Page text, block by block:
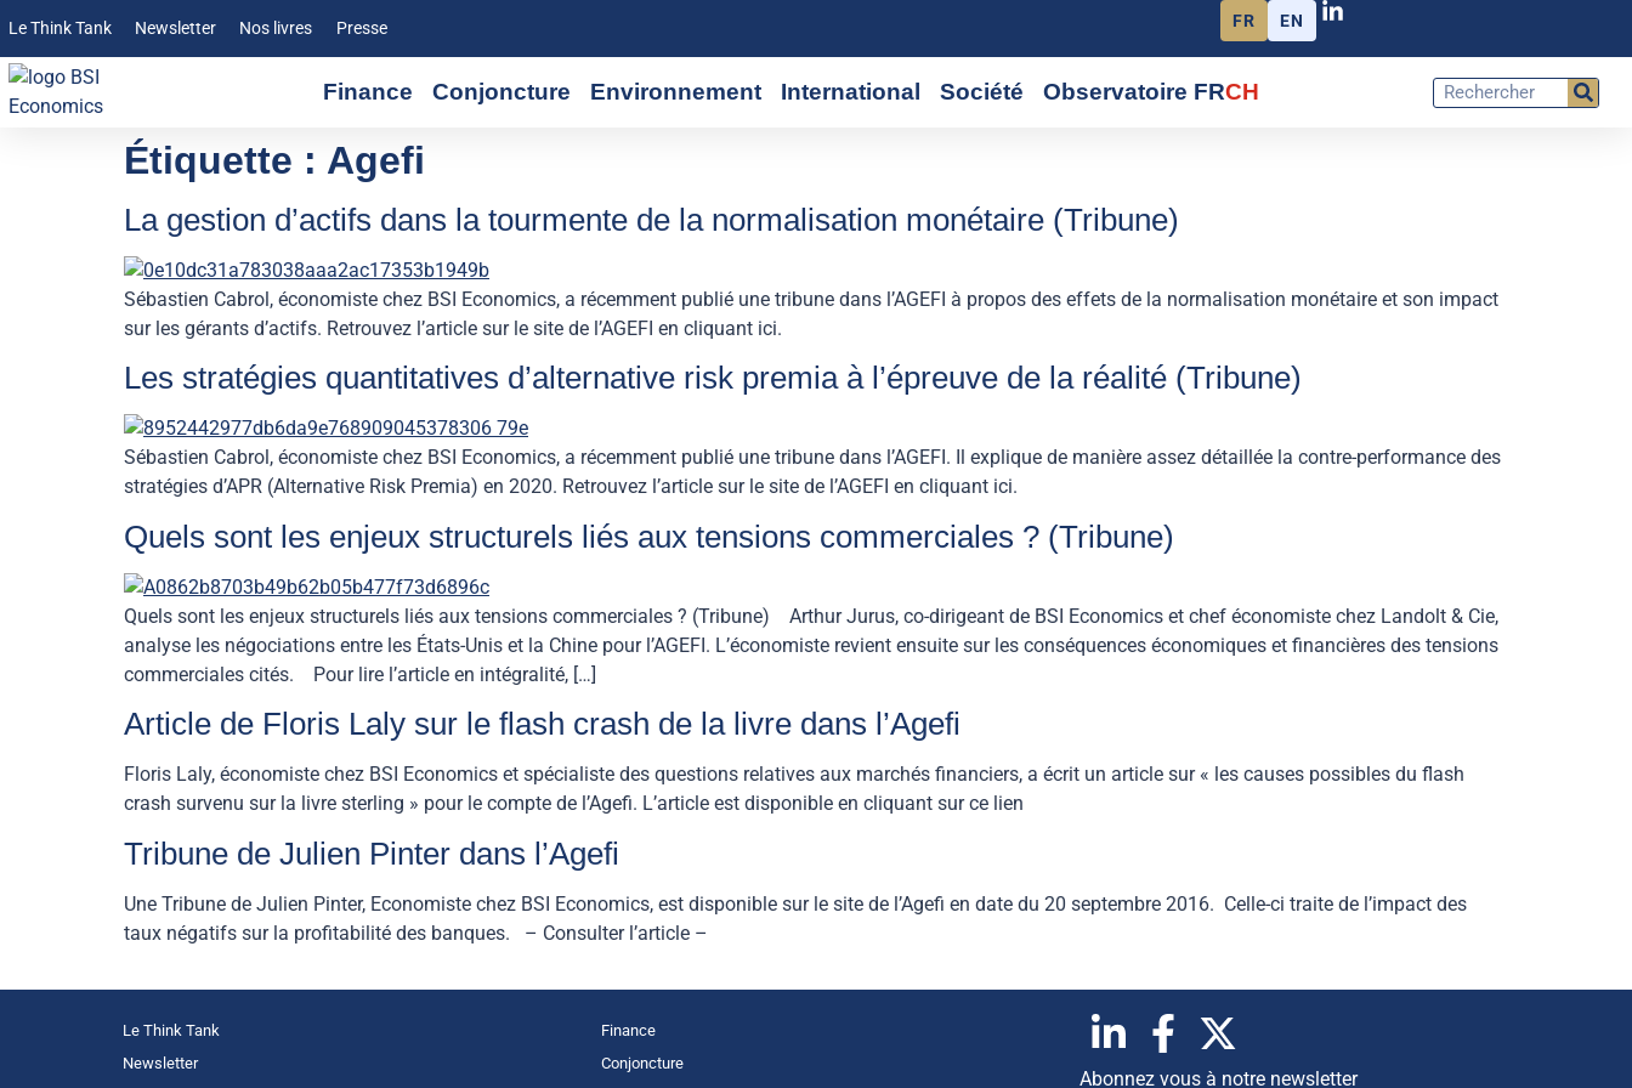
Le Think Tank Newsletter Nos livres Presse FR EN
Finance Conjoncture Environnement International Société Observatoire FRCH
Étiquette : Agefi
La gestion d’actifs dans la tourmente de la normalisation monétaire (Tribune)
Sébastien Cabrol, économiste chez BSI Economics, a récemment publié une tribune dans l’AGEFI à propos des effets de la normalisation monétaire et son impact
sur les gérants d’actifs. Retrouvez l’article sur le site de l’AGEFI en cliquant ici.
Les stratégies quantitatives d’alternative risk premia à l’épreuve de la réalité (Tribune)
Sébastien Cabrol, économiste chez BSI Economics, a récemment publié une tribune dans l’AGEFI. Il explique de manière assez détaillée la contre-performance des
stratégies d’APR (Alternative Risk Premia) en 2020. Retrouvez l’article sur le site de l’AGEFI en cliquant ici.
Quels sont les enjeux structurels liés aux tensions commerciales ? (Tribune)
Quels sont les enjeux structurels liés aux tensions commerciales ? (Tribune) Arthur Jurus, co-dirigeant de BSI Economics et chef économiste chez Landolt & Cie,
analyse les négociations entre les États-Unis et la Chine pour l’AGEFI. L’économiste revient ensuite sur les conséquences économiques et financières des tensions
commerciales cités. Pour lire l’article en intégralité, […]
Article de Floris Laly sur le flash crash de la livre dans l’Agefi
Floris Laly, économiste chez BSI Economics et spécialiste des questions relatives aux marchés financiers, a écrit un article sur « les causes possibles du flash
crash survenu sur la livre sterling » pour le compte de l’Agefi. L’article est disponible en cliquant sur ce lien
Tribune de Julien Pinter dans l’Agefi
Une Tribune de Julien Pinter, Economiste chez BSI Economics, est disponible sur le site de l’Agefi en date du 20 septembre 2016. Celle-ci traite de l’impact des
taux négatifs sur la profitabilité des banques. – Consulter l’article –
Le Think Tank
Newsletter
Finance
Conjoncture
Abonnez vous à notre newsletter